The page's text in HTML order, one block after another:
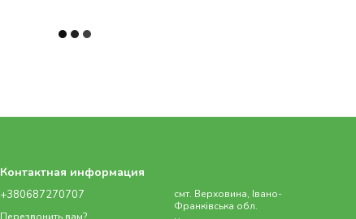
Контактная информация
+380687270707
Перезвонить вам?
смт. Верховина, Івано-
Франківська обл.